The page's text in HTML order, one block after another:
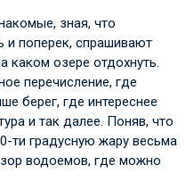
зная, что
и поперек, спрашивают
каком озере отдохнуть.
перечисление, где
берег, где интереснее
и так далее. Поняв, что
ти градусную жару весьма
водоемов, где можно